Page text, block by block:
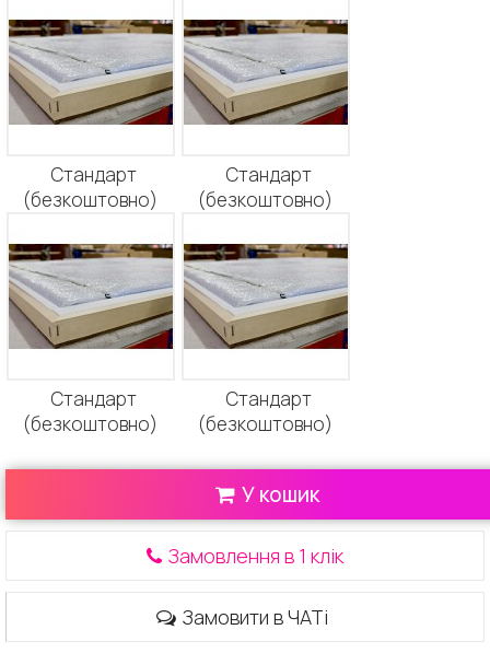
Стандарт
(безкоштовно)
Стандарт
(безкоштовно)
Стандарт
(безкоштовно)
Стандарт
(безкоштовно)
У кошик
Замовлення в 1 клік
Замовити в ЧАТі